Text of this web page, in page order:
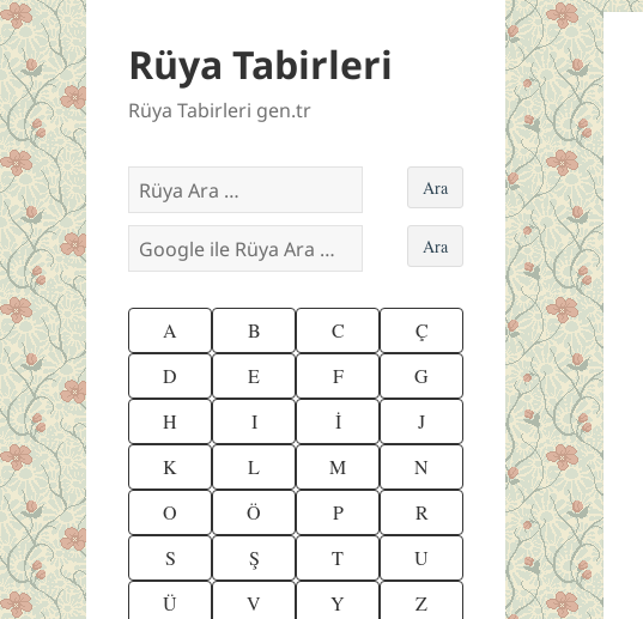
Rüya Tabirleri
Rüya Tabirleri gen.tr
A B C
Ç
D
E F
G
H
I İ
J
K
L M
N
O
Ö P
R
S
Ş T
U
Ü
V Y Z